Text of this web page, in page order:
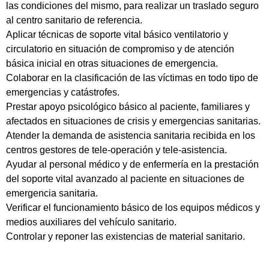
las condiciones del mismo, para realizar un traslado seguro
al centro sanitario de referencia.
Aplicar técnicas de soporte vital básico ventilatorio y
circulatorio en situación de compromiso y de atención
básica inicial en otras situaciones de emergencia.
Colaborar en la clasificación de las víctimas en todo tipo de
emergencias y catástrofes.
Prestar apoyo psicológico básico al paciente, familiares y
afectados en situaciones de crisis y emergencias sanitarias.
Atender la demanda de asistencia sanitaria recibida en los
centros gestores de tele-operación y tele-asistencia.
Ayudar al personal médico y de enfermería en la prestación
del soporte vital avanzado al paciente en situaciones de
emergencia sanitaria.
Verificar el funcionamiento básico de los equipos médicos y
medios auxiliares del vehículo sanitario.
Controlar y reponer las existencias de material sanitario.